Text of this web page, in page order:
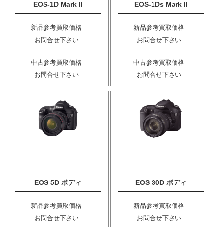
EOS-1D Mark II
新品参考買取価格
お問合せ下さい
中古参考買取価格
お問合せ下さい
EOS-1Ds Mark II
新品参考買取価格
お問合せ下さい
中古参考買取価格
お問合せ下さい
EOS 5D ボディ
新品参考買取価格
お問合せ下さい
EOS 30D ボディ
新品参考買取価格
お問合せ下さい